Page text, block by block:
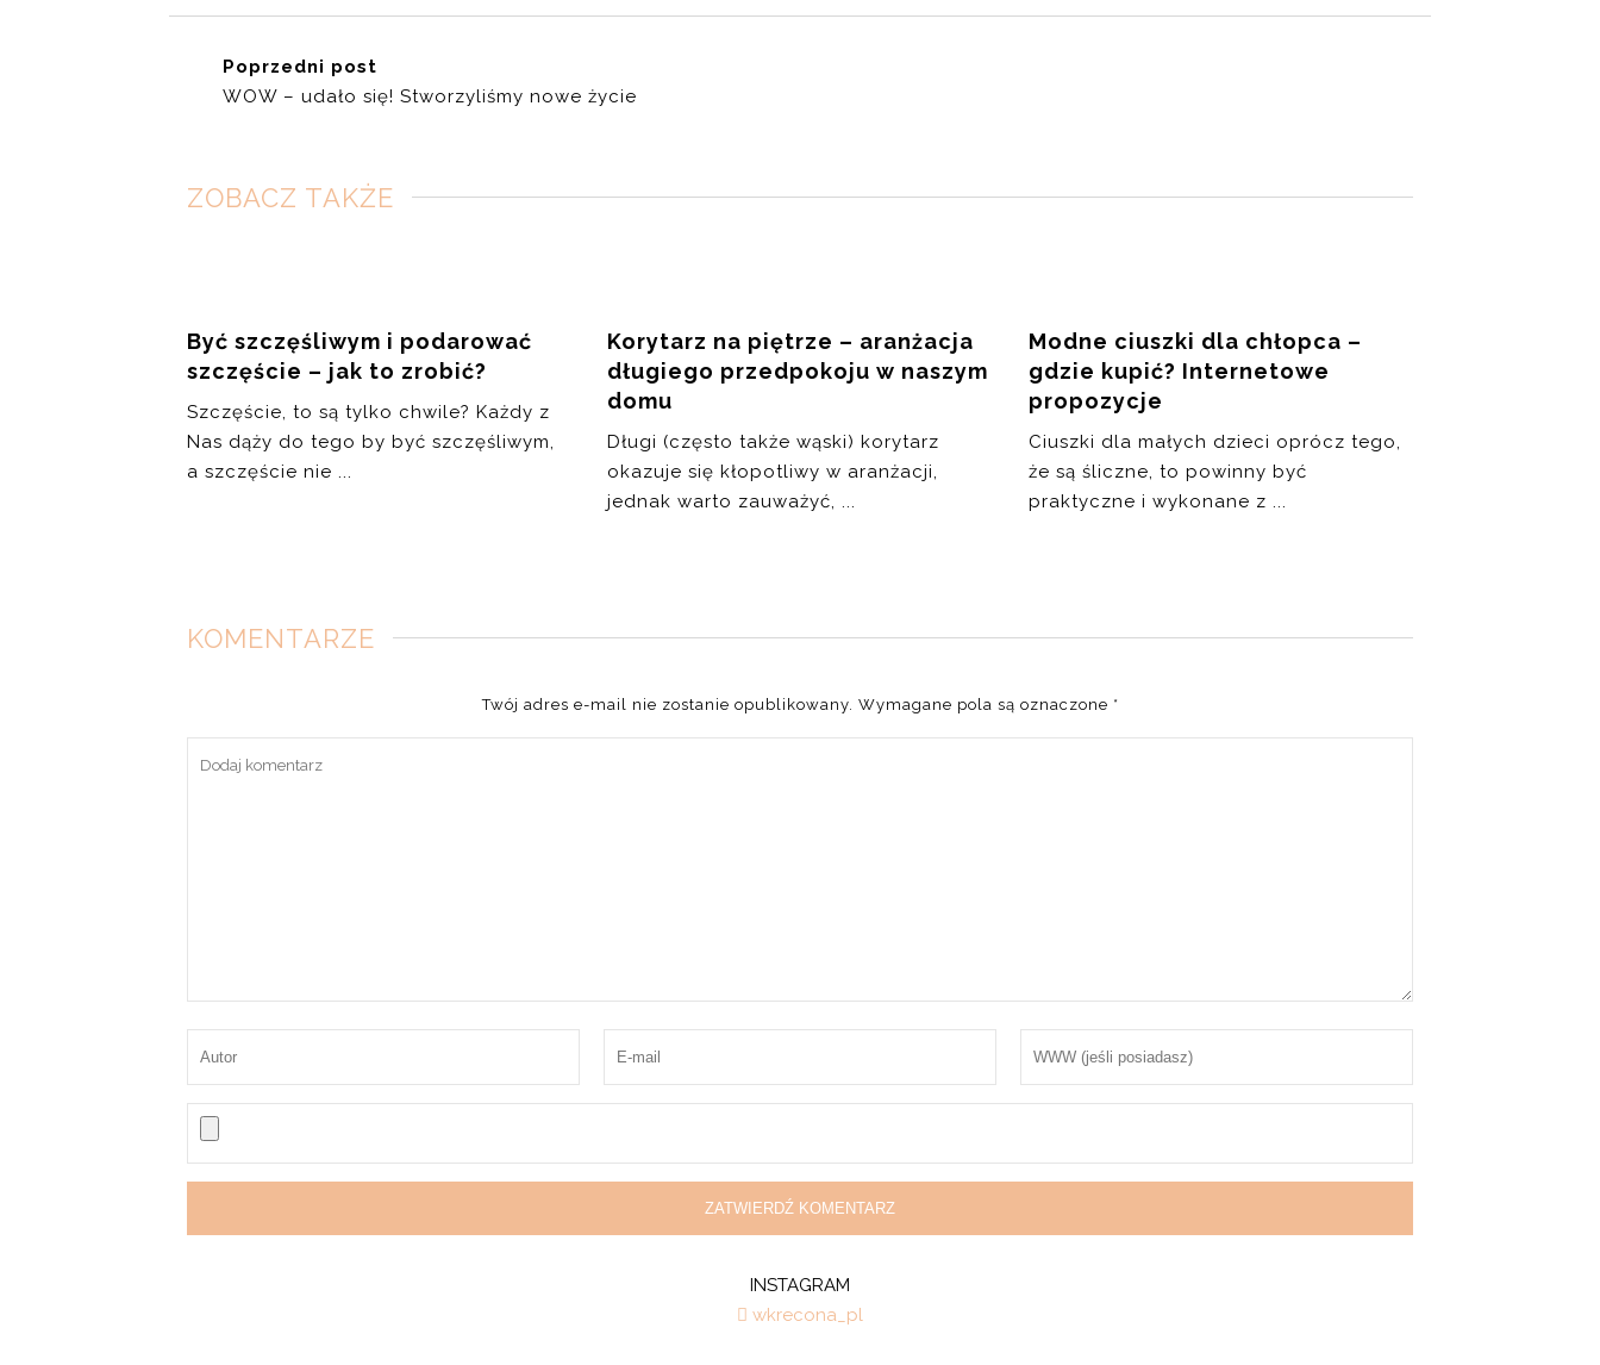
Poprzedni post
WOW – udało się! Stworzyliśmy nowe życie
ZOBACZ TAKŻE
Być szczęśliwym i podarować
szczęście – jak to zrobić?
Szczęście, to są tylko chwile? Każdy z
Nas dąży do tego by być szczęśliwym,
a szczęście nie ...
Korytarz na piętrze – aranżacja
długiego przedpokoju w naszym
domu
Długi (często także wąski) korytarz
okazuje się kłopotliwy w aranżacji,
jednak warto zauważyć, ...
Modne ciuszki dla chłopca –
gdzie kupić? Internetowe
propozycje
Ciuszki dla małych dzieci oprócz tego,
że są śliczne, to powinny być
praktyczne i wykonane z ...
KOMENTARZE
Twój adres e-mail nie zostanie opublikowany. Wymagane pola są oznaczone *
INSTAGRAM
wkrecona_pl